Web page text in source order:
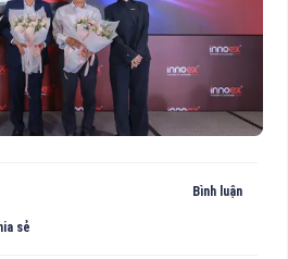
Bình luận
sẻ